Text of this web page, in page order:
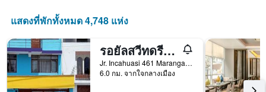
แสดงที่พักทั้งหมด 4,748 แห่ง
รอยัลสวีทดรีมส์แอร์พอร์ต B&B
Jr. Incahuasi 461 Maranga 5ta Etapa, ลิมา, เปรู
6.0 กม. จากใจกลางเมือง